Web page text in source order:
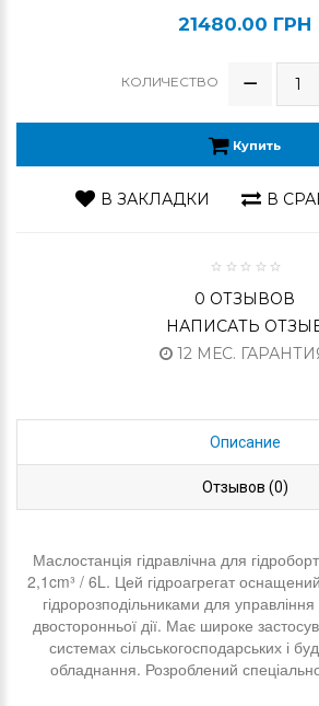
21480.00 ГРН
КОЛИЧЕСТВО
Купить
В ЗАКЛАДКИ В
0 ОТЗЫВОВ
НАПИСАТЬ
12 МЕС.
Описание
Отзывов (0)
Маслостанція гідравлічна для
2,1cm³ / 6L. Цей гідроагрегат
гідророзподільниками для
двосторонньої дії. Має широке
системах сільськогосподарських і
обладнання. Розроблений